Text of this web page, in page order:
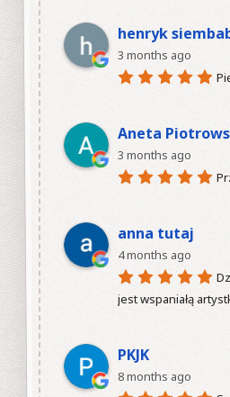
henryk
3 months ago
Aneta
3 months ago
anna tutaj
4 months ago
jest wspaniałą
PKJK
8 months ago